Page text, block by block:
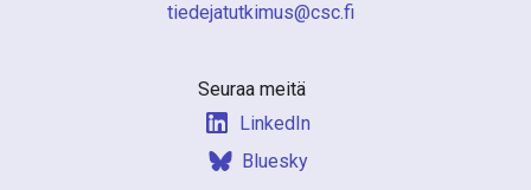
if.csc@sumiktutajedeit
Seuraa meitä
LinkedIn
Bluesky